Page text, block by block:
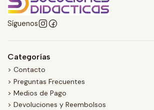
Síguenos
Categorías
> Contacto
> Preguntas Frecuentes
> Medios de Pago
> Devoluciones y Reembolsos